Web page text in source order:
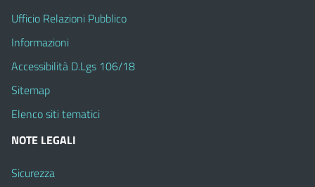
Ufficio Relazioni Pubblico
Informazioni
Accessibilità D.Lgs 106/18
Sitemap
Elenco siti tematici
NOTE LEGALI
Sicurezza